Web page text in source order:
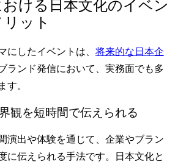
ける日本文化のイベン
リット
にしたイベントは、 将来的な日本企
ランド発信において、実務面でも多
す。
観を短時間で伝えられる
演出や体験を通じて、企業やブラン
に伝えられる手法です。日本文化と